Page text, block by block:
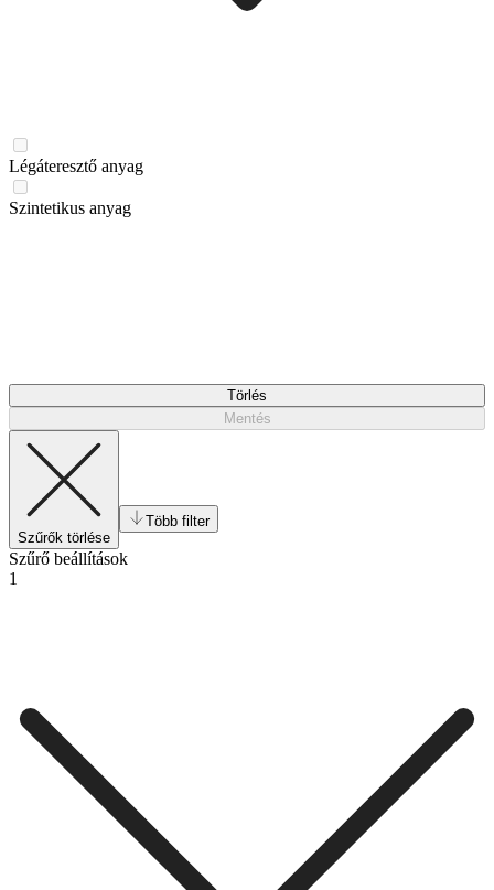
Légáteresztő anyag
Szintetikus anyag
Törlés
Mentés
Szűrők törlése
Több filter
Szűrő beállítások
1